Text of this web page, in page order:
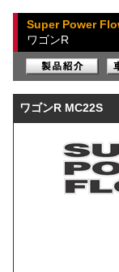
Super Power
ワゴンR
ワゴンR MC22S